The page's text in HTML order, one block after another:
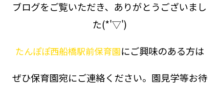
ブログをご覧いただき、ありがとうございまし
た(*'▽')
たんぽぽ西船橋駅前保育園にご興味のある方は
ぜひ保育園宛にご連絡ください。園見学等お待